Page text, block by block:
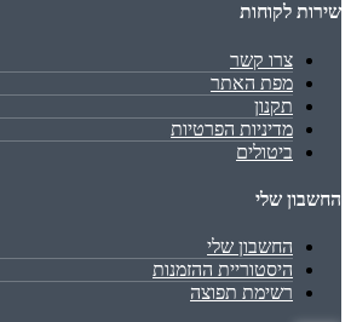
שירות לקוחות
צרו קשר
מפת האתר
תקנון
מדיניות הפרטיות
ביטולים
החשבון שלי
החשבון שלי
היסטוריית ההזמנות
רשימת תפוצה